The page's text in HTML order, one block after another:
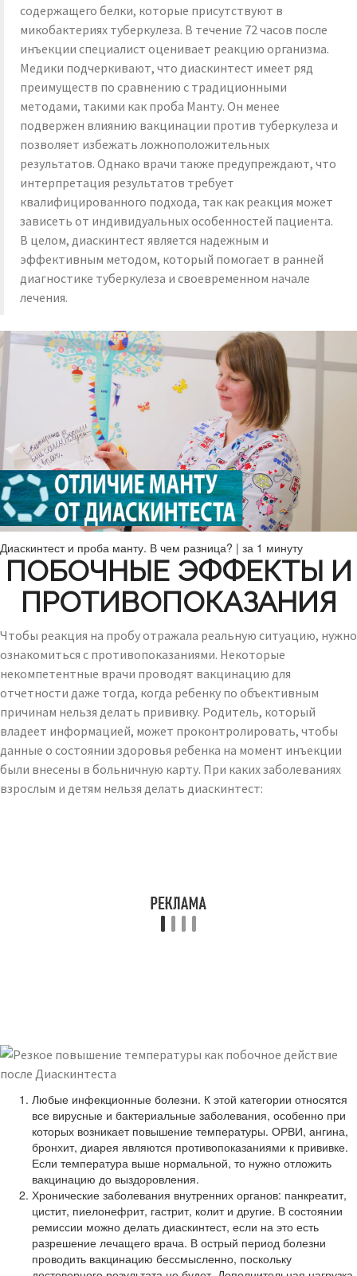
содержащего белки, которые присутствуют в
микобактериях туберкулеза. В течение 72 часов после
инъекции специалист оценивает реакцию организма.
Медики подчеркивают, что диаскинтест имеет ряд
преимуществ по сравнению с традиционными
методами, такими как проба Манту. Он менее
подвержен влиянию вакцинации против туберкулеза и
позволяет избежать ложноположительных
результатов. Однако врачи также предупреждают, что
интерпретация результатов требует
квалифицированного подхода, так как реакция может
зависеть от индивидуальных особенностей пациента.
В целом, диаскинтест является надежным и
эффективным методом, который помогает в ранней
диагностике туберкулеза и своевременном начале
лечения.
Диаскинтест и проба манту. В чем разница? | за 1 минуту
ПОБОЧНЫЕ ЭФФЕКТЫ И
ПРОТИВОПОКАЗАНИЯ
Чтобы реакция на пробу отражала реальную ситуацию, нужно
ознакомиться с противопоказаниями. Некоторые
некомпетентные врачи проводят вакцинацию для
отчетности даже тогда, когда ребенку по объективным
причинам нельзя делать прививку. Родитель, который
владеет информацией, может проконтролировать, чтобы
данные о состоянии здоровья ребенка на момент инъекции
были внесены в больничную карту. При каких заболеваниях
взрослым и детям нельзя делать диаскинтест:
Любые инфекционные болезни. К этой категории относятся
все вирусные и бактериальные заболевания, особенно при
которых возникает повышение температуры. ОРВИ, ангина,
бронхит, диарея являются противопоказаниями к прививке.
Если температура выше нормальной, то нужно отложить
вакцинацию до выздоровления.
Хронические заболевания внутренних органов: панкреатит,
цистит, пиелонефрит, гастрит, колит и другие. В состоянии
ремиссии можно делать диаскинтест, если на это есть
разрешение лечащего врача. В острый период болезни
проводить вакцинацию бессмысленно, поскольку